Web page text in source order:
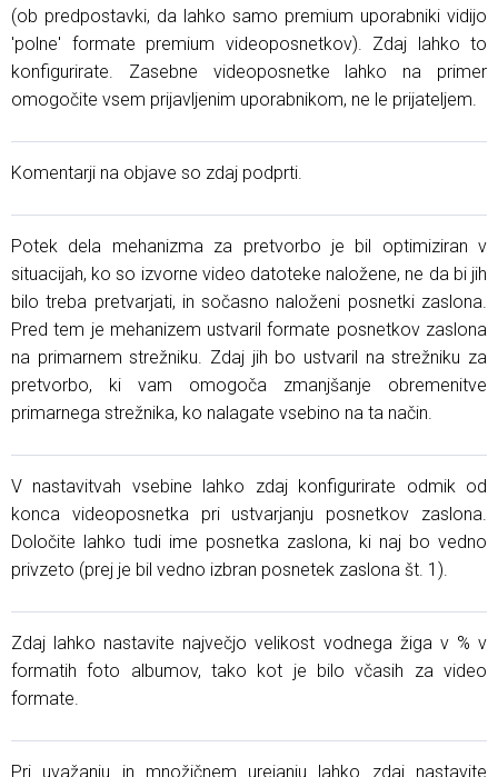
(ob predpostavki, da lahko samo premium uporabniki vidijo
'polne' formate premium videoposnetkov). Zdaj lahko to
konfigurirate. Zasebne videoposnetke lahko na primer
omogočite vsem prijavljenim uporabnikom, ne le prijateljem.
Komentarji na objave so zdaj podprti.
Potek dela mehanizma za pretvorbo je bil optimiziran v
situacijah, ko so izvorne video datoteke naložene, ne da bi jih
bilo treba pretvarjati, in sočasno naloženi posnetki zaslona.
Pred tem je mehanizem ustvaril formate posnetkov zaslona
na primarnem strežniku. Zdaj jih bo ustvaril na strežniku za
pretvorbo, ki vam omogoča zmanjšanje obremenitve
primarnega strežnika, ko nalagate vsebino na ta način.
V nastavitvah vsebine lahko zdaj konfigurirate odmik od
konca videoposnetka pri ustvarjanju posnetkov zaslona.
Določite lahko tudi ime posnetka zaslona, ​​ki naj bo vedno
privzeto (prej je bil vedno izbran posnetek zaslona št. 1).
Zdaj lahko nastavite največjo velikost vodnega žiga v % v
formatih foto albumov, tako kot je bilo včasih za video
formate.
Pri uvažanju in množičnem urejanju lahko zdaj nastavite